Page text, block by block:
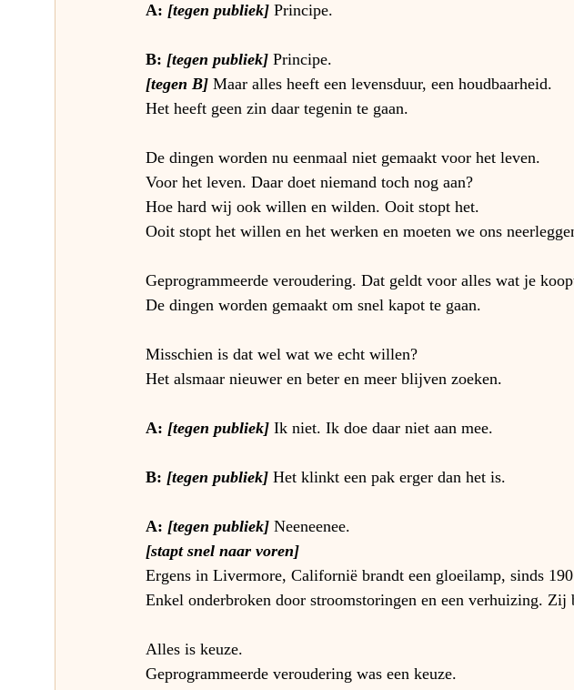
A: [tegen publiek] Principe.
B: [tegen publiek] Principe.
[tegen B] Maar alles heeft een levensduur, een houdbaarheid.
Het heeft geen zin daar tegenin te gaan.
De dingen worden nu eenmaal niet gemaakt voor het leven.
Voor het leven. Daar doet niemand toch nog aan?
Hoe hard wij ook willen en wilden. Ooit stopt het.
Ooit stopt het willen en het werken en moeten we ons
Geprogrammeerde veroudering. Dat geldt voor alles wat je
De dingen worden gemaakt om snel kapot te gaan.
Misschien is dat wel wat we echt willen?
Het alsmaar nieuwer en beter en meer blijven zoeken.
A: [tegen publiek] Ik niet. Ik doe daar niet aan mee.
B: [tegen publiek] Het klinkt een pak erger dan het is.
A: [tegen publiek] Neeneenee.
[stapt snel naar voren]
Ergens in Livermore, Californië brandt een gloeilamp, sinds
Enkel onderbroken door stroomstoringen en een verhuizing. Zij
Alles is keuze.
Geprogrammeerde veroudering was een keuze.